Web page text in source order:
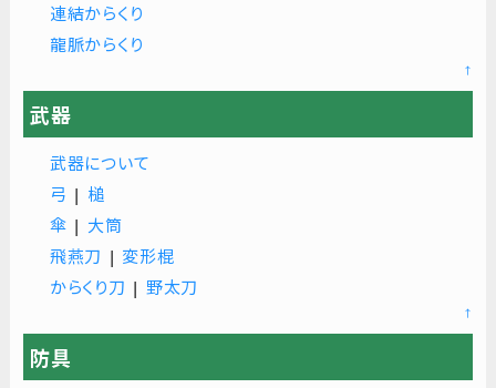
連結からくり
龍脈からくり
↑
武器
武器について
弓 | 槌
傘 | 大筒
飛燕刀 | 変形棍
からくり刀 | 野太刀
↑
防具